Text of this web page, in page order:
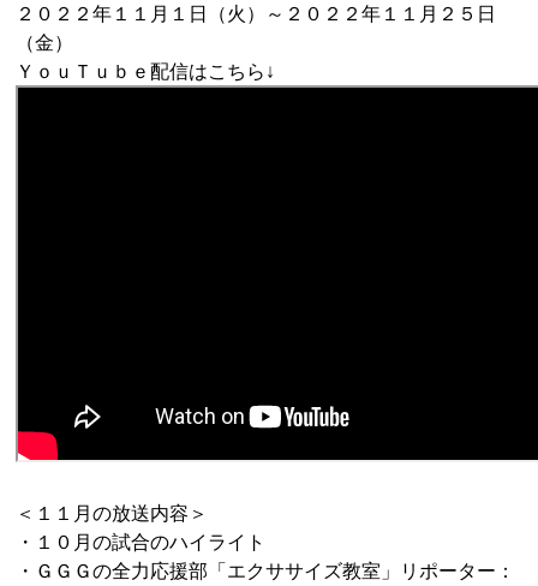
２０２２年１１月１日（火）～２０２２年１１月２５日
（金）
ＹｏｕＴｕｂｅ配信はこちら↓
＜１１月の放送内容＞
・１０月の試合のハイライト
・ＧＧＧの全力応援部「エクササイズ教室」リポーター：